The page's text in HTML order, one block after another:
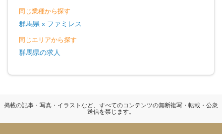
同じ業種から探す
群馬県 x ファミレス
同じエリアから探す
群馬県の求人
掲載の記事・写真・イラストなど、すべてのコンテンツの無断複写・転載・公衆
送信を禁じます。